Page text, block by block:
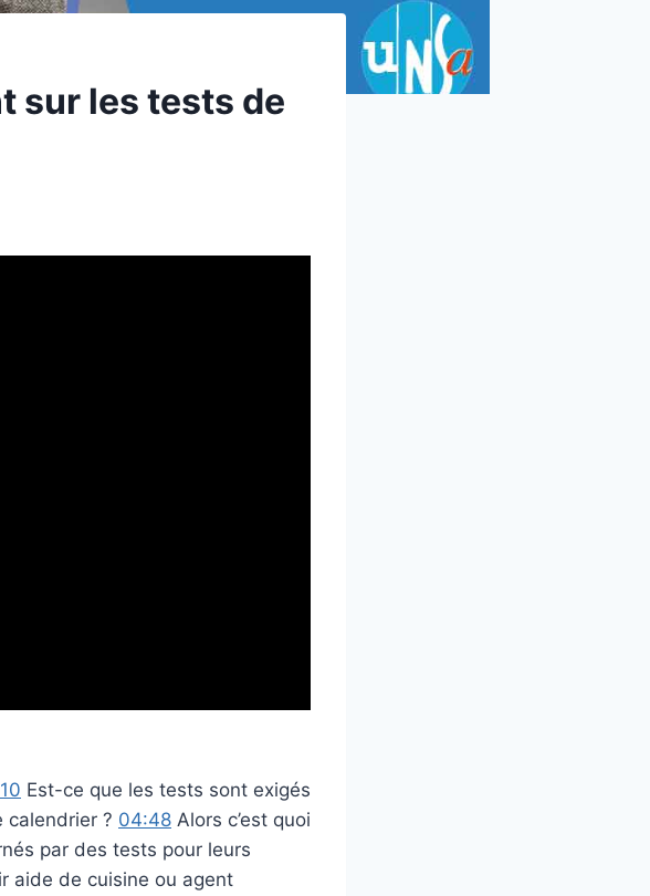
sur les tests de
Est-ce que les tests sont exigés
calendrier ? 04:48 Alors c’est quoi
par des tests pour leurs
aide de cuisine ou agent